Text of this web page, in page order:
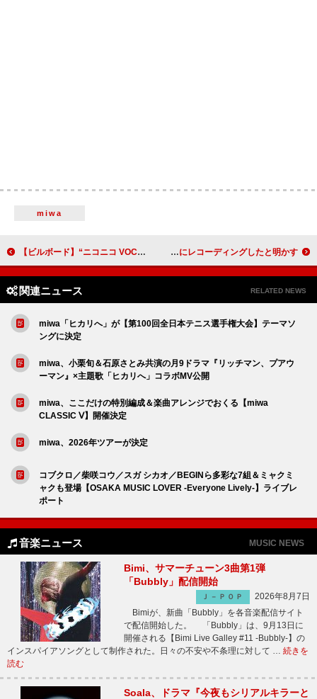
miwa
【ビルボード】“ニコニコ VOCALOID SONGS TOP20”、DECO*27「モニタリング (Best Friend Remix)」2週連続首位に ジューダス・プリースト、故オジー・オズボーンが亡くなる前に「War Pigs」を一緒にレコーディングしたと明かす
関連ニュース RELATED NEWS
miwa「ヒカリへ」が【第100回全日本テニス選手権大会】テーマソ
ングに決定
miwa、小栗旬＆石原さとみ共演の月9ドラマ『リッチマン、プアウ
ーマン』×主題歌「ヒカリへ」コラボMV公開
miwa、ここだけの特別編成＆楽曲アレンジでおくる【miwa
CLASSIC Ⅴ】開催決定
miwa、2026年ツアーが決定
コブクロ／柴咲コウ／スガ シカオ／BEGINら多彩な7組＆ミャクミ
ャクも登場【OSAKA MUSIC LOVER -Everyone Lively-】ライブレ
ポート
音楽ニュース MUSIC NEWS
Bimi、サマーチューン3曲第1弾
「Bubbly」配信開始
Ｊ－ＰＯＰ
2026年8月7日
Bimiが、新曲「Bubbly」を各音楽配信サイト
で配信開始した。 「Bubbly」は、9月13日に
開催される【Bimi Live Galley #11 -Bubbly-】の
インスパイアソングとして制作された。日々の不安や不条理に対して … 続きを
読む
Soala、ドラマ『今夜もシリアルキラーと